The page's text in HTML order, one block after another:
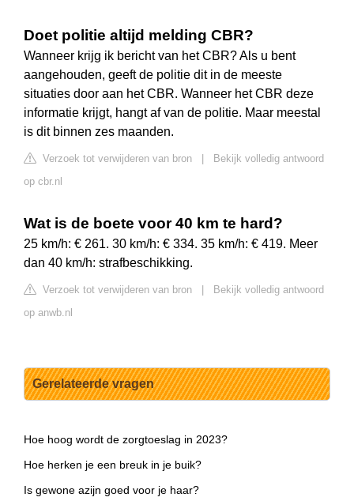
Doet politie altijd melding CBR?
Wanneer krijg ik bericht van het CBR? Als u bent
aangehouden, geeft de politie dit in de meeste
situaties door aan het CBR. Wanneer het CBR deze
informatie krijgt, hangt af van de politie. Maar meestal
is dit binnen zes maanden.
Verzoek tot verwijderen van bron
Bekijk volledig antwoord
op cbr.nl
Wat is de boete voor 40 km te hard?
25 km/h: € 261. 30 km/h: € 334. 35 km/h: € 419. Meer
dan 40 km/h: strafbeschikking.
Verzoek tot verwijderen van bron
Bekijk volledig antwoord
op anwb.nl
Gerelateerde vragen
Hoe hoog wordt de zorgtoeslag in 2023?
Hoe herken je een breuk in je buik?
Is gewone azijn goed voor je haar?